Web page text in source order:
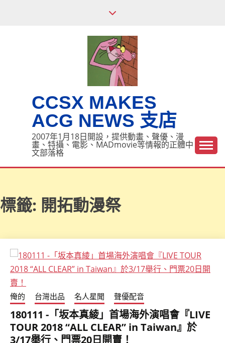
CCSX MAKES
ACG NEWS 支店
2007年1月18日開設，提供動畫、聲優、漫
畫、特攝、電影、MADmovie等情報的正體中
文部落格
標籤: 開拓動漫祭
俺的 台灣出品 名人星聞 聲優配音
180111 -「坂本真綾」首場海外演唱會『LIVE
TOUR 2018 “ALL CLEAR” in Taiwan』於
3/17舉行、門票20日開賣！